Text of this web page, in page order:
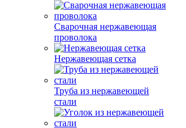
Сварочная нержавеющая
проволока
Нержавеющая сетка
Труба из нержавеющей
стали